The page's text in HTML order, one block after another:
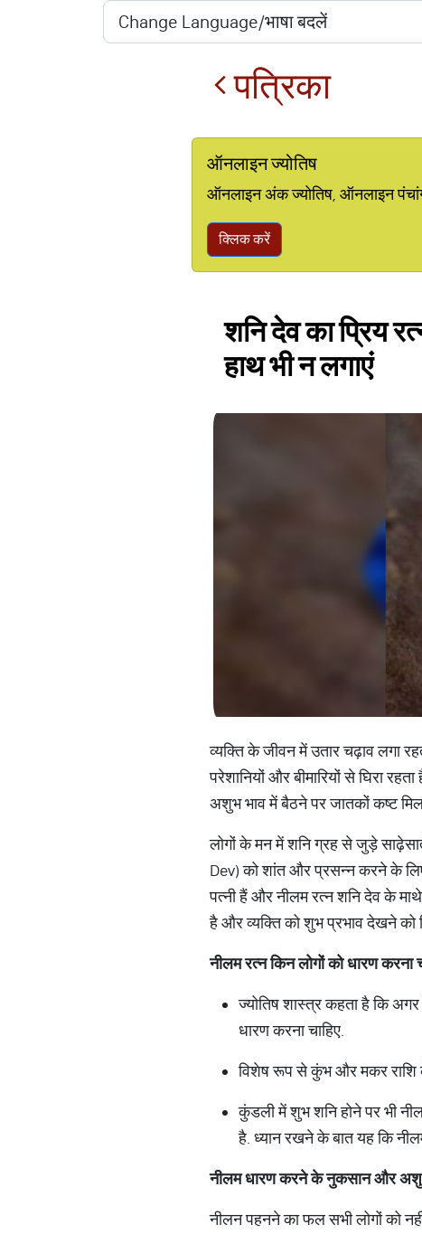
पत्रिका
ऑनलाइन ज्योतिष
ऑनलाइन अंक ज्योतिष, ऑनलाइन
क्लिक करें
शनि देव का प्रिय
हाथ भी न लगाएं
व्यक्ति के जीवन में उतार चढ़ाव लगा
परेशानियों और बीमारियों से घिरा
अशुभ भाव में बैठने पर जातकों कष्ट
लोगों के मन में शनि ग्रह से जुड़े
Dev) को शांत और प्रसन्न करने के
पत्नी हैं और नीलम रत्न शनि देव के माथे
है और व्यक्ति को शुभ प्रभाव देखने को
नीलमरत्नकिनलोगोंकोधारणकरना
ज्योतिष शास्त्र कहता है कि
धारण करना चाहिए.
विशेष रूप से कुंभ और मकर राशि
कुंडली में शुभ शनि होने पर भी
है. ध्यान रखने के बात यह कि
नीलमधारणकरनेकेनुकसानऔर
नीलन पहनने का फल सभी लोगों को